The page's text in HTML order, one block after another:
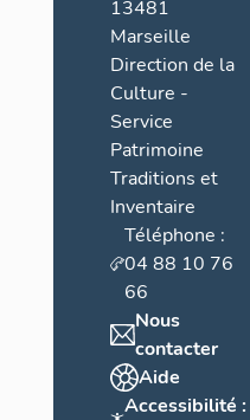
13481
Marseille
Direction de la
Culture -
Service
Patrimoine
Traditions et
Inventaire
Téléphone :
04 88 10 76
66
Nous
contacter
Aide
Accessibilité :